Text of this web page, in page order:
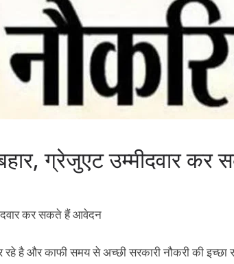
ग्रेजुएट उम्मीदवार
रहे है और काफी समय से अच्छी सरकारी नौकरी की